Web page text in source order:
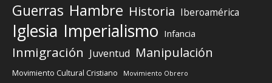
Guerras Hambre Historia Iberoamérica
Iglesia Imperialismo Infancia
Inmigración Juventud Manipulación
Movimiento Cultural Cristiano Movimiento Obrero